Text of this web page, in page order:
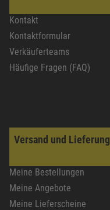
Kontakt
Kontaktformular
Verkäuferteams
Häufige Fragen (FAQ)
Versand und Lieferung
Meine Bestellungen
Meine Angebote
Meine Lieferscheine